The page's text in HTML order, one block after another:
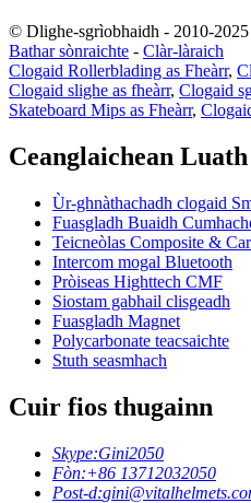
© Dlighe-sgrìobhaidh - 2010-
Bathar sònraichte - Clàr-làraich
Clogaid Rollerblading as Fheàrr,
Clogaid slighe as fheàrr, Clogaid
Skateboard Mips as Fheàrr,
Ceanglaichean Luath
Ùr-ghnàthachadh clogaid
Fuasgladh Buaidh
Teicneòlas Composite &
Intercom mogal Bluetooth
Pròiseas Highttech CMF
Siostam gabhail clisgeadh
Fuasgladh Magnet
Polycarbonate teacsaichte
Stuth seasmhach
Cuir fios thugainn
Skype:Gini2050
Fòn:+86 13712032050
Post-d: